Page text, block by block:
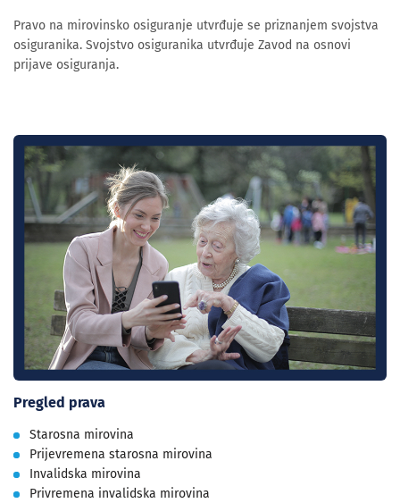
Pravo na mirovinsko osiguranje utvrđuje se priznanjem svojstva
osiguranika. Svojstvo osiguranika utvrđuje Zavod na osnovi
prijave osiguranja.
Pregled prava
Starosna mirovina
Prijevremena starosna mirovina
Invalidska mirovina
Privremena invalidska mirovina